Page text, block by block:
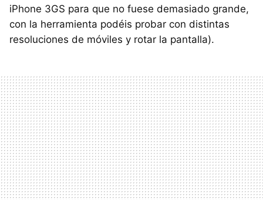
iPhone 3GS para que no fuese demasiado grande,
con la herramienta podéis probar con distintas
resoluciones de móviles y rotar la pantalla).